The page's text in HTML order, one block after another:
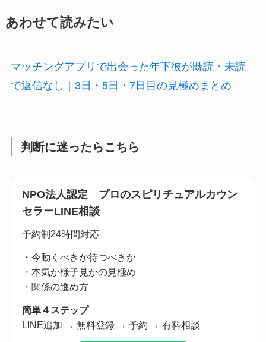
あわせて読みたい
マッチングアプリで出会った年下彼が既読・未読
で返信なし｜3日・5日・7日目の見極めまとめ
判断に迷ったらこちら
NPO法人認定 プロのスピリチュアルカウン
セラーLINE相談
予約制24時間対応
・今動くべきか待つべきか
・本気か様子見かの見極め
・関係の進め方
簡単４ステップ
LINE追加 → 無料登録 → 予約 → 有料相談